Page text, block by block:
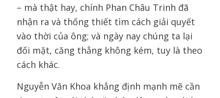
– mà thật hay, chính Phan Châu Trinh đã
nhận ra và thống thiết tìm cách giải quyết
vào thời của ông; và ngày nay chúng ta lại
đối mặt, căng thẳng không kém, tuy là theo
cách khác.
Nguyễn Văn Khoa khẳng định mạnh mẽ cần